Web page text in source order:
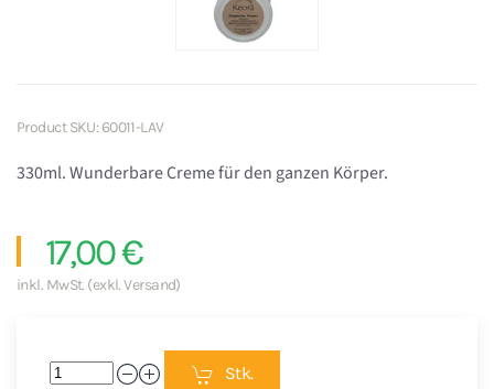
Product SKU: 60011-LAV
330ml. Wunderbare Creme für den ganzen Körper.
17,00 €
inkl. MwSt. (exkl. Versand)
Stk.